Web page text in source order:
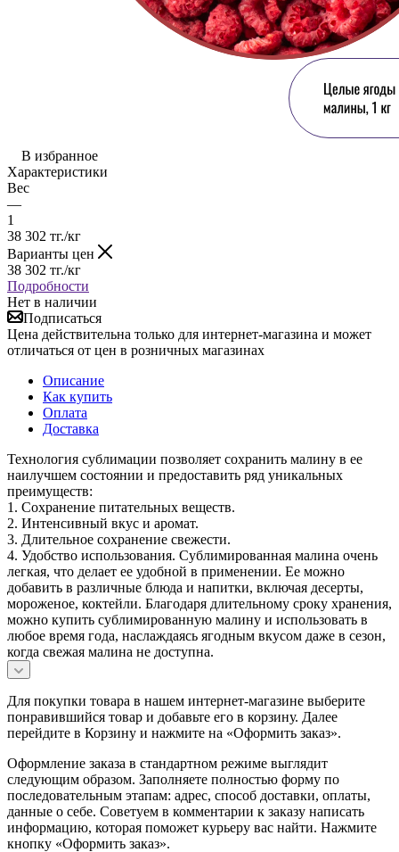
В избранное
Характеристики
Вес
—
1
38 302 тг./кг
Варианты цен
38 302 тг./кг
Подробности
Нет в наличии
Подписаться
Цена действительна только для интернет-магазина и может
отличаться от цен в розничных магазинах
Описание
Как купить
Оплата
Доставка
Технология сублимации позволяет сохранить малину в ее
наилучшем состоянии и предоставить ряд уникальных
преимуществ:
1. Сохранение питательных веществ.
2. Интенсивный вкус и аромат.
3. Длительное сохранение свежести.
4. Удобство использования. Сублимированная малина очень
легкая, что делает ее удобной в применении. Ее можно
добавить в различные блюда и напитки, включая десерты,
мороженое, коктейли. Благодаря длительному сроку хранения,
можно купить сублимированную малину и использовать в
любое время года, наслаждаясь ягодным вкусом даже в сезон,
когда свежая малина не доступна.
Для покупки товара в нашем интернет-магазине выберите
понравившийся товар и добавьте его в корзину. Далее
перейдите в Корзину и нажмите на «Оформить заказ».
Оформление заказа в стандартном режиме выглядит
следующим образом. Заполняете полностью форму по
последовательным этапам: адрес, способ доставки, оплаты,
данные о себе. Советуем в комментарии к заказу написать
информацию, которая поможет курьеру вас найти. Нажмите
кнопку «Оформить заказ».